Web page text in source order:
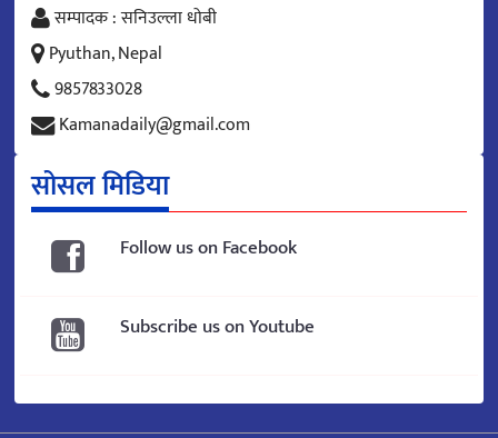
सम्पादक : सनिउल्ला धोबी
Pyuthan, Nepal
9857833028
Kamanadaily@gmail.com
सोसल मिडिया
Follow us on Facebook
Subscribe us on Youtube